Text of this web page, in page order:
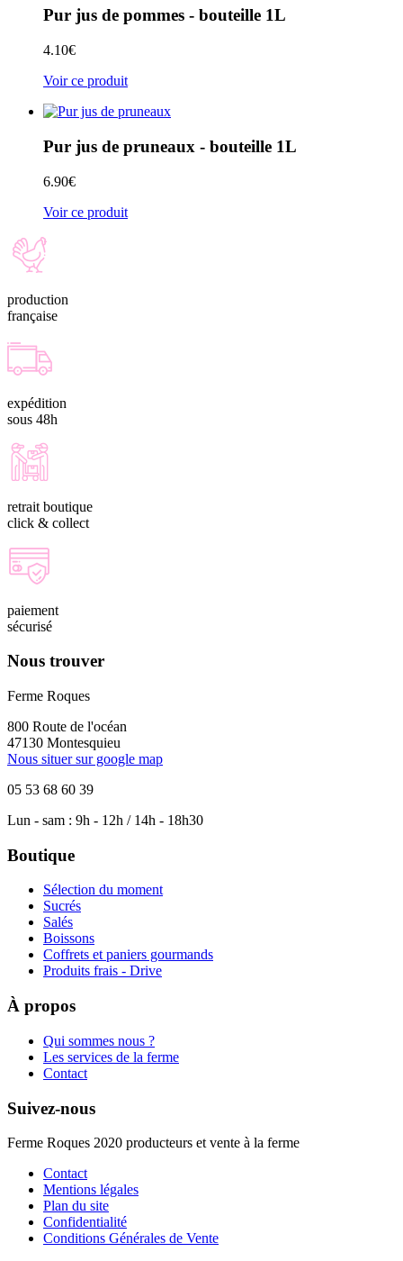
Pur jus de pommes - bouteille 1L
4.10€
Voir ce produit
Pur jus de pruneaux - bouteille 1L
6.90€
Voir ce produit
production
française
expédition
sous 48h
retrait boutique
click & collect
paiement
sécurisé
Nous trouver
Ferme Roques
800 Route de l'océan
47130 Montesquieu
Nous situer sur google map
05 53 68 60 39
Lun - sam : 9h - 12h / 14h - 18h30
Boutique
Sélection du moment
Sucrés
Salés
Boissons
Coffrets et paniers gourmands
Produits frais - Drive
À propos
Qui sommes nous ?
Les services de la ferme
Contact
Suivez-nous
Ferme Roques 2020 producteurs et vente à la ferme
Contact
Mentions légales
Plan du site
Confidentialité
Conditions Générales de Vente